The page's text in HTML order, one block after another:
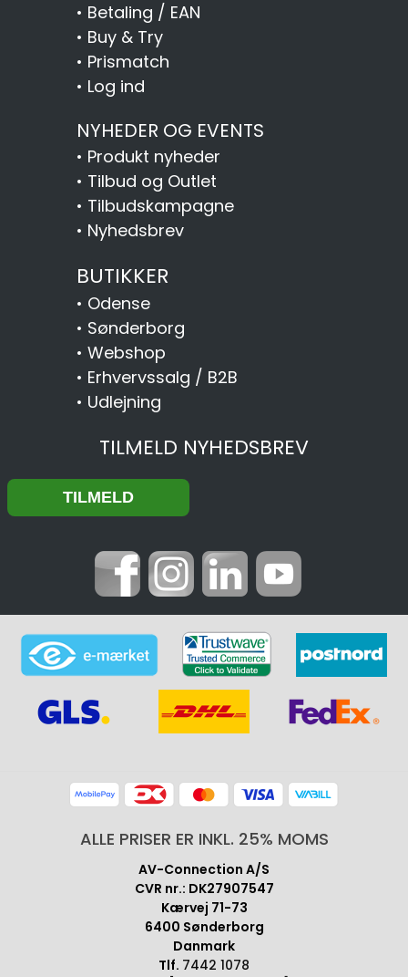
• Betaling / EAN
• Buy & Try
• Prismatch
• Log ind
NYHEDER OG EVENTS
• Produkt nyheder
• Tilbud og Outlet
• Tilbudskampagne
• Nyhedsbrev
BUTIKKER
• Odense
• Sønderborg
• Webshop
• Erhvervssalg / B2B
• Udlejning
TILMELD NYHEDSBREV
ALLE PRISER ER INKL. 25% MOMS
AV-Connection A/S
CVR nr.: DK27907547
Kærvej 71-73
6400 Sønderborg
Danmark
Tlf. 7442 1078